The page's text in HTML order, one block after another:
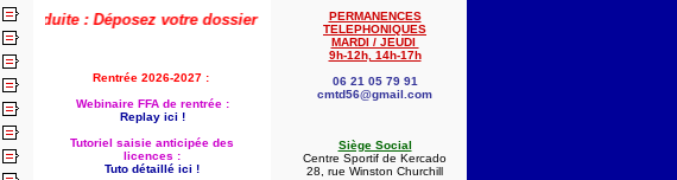
: Déposez votre dossier dès maintenant !🚨👇
Rentrée 2026-2027 :
Webinaire FFA de rentrée :
Replay ici !
Tutoriel saisie anticipée des
licences :
Tuto détaillé ici !
PERMANENCES
TELEPHONIQUES
MARDI / JEUDI
9h-12h, 14h-17h
06 21 05 79 91
cmtd56@gmail.com
Siège Social
Centre Sportif de Kercado
28, rue Winston Churchill